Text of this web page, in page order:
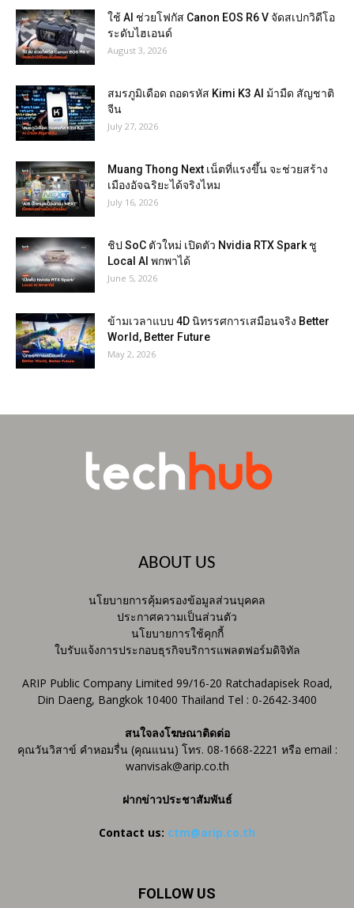
ใช้ AI ช่วยโฟกัส Canon EOS R6 V จัดสเปกวิดีโอ
ระดับไฮเอนด์
August 3, 2026
สมรภูมิเดือด ถอดรหัส Kimi K3 AI ม้ามืด สัญชาติ
จีน
July 27, 2026
Muang Thong Next เน็ตที่แรงขึ้น จะช่วยสร้าง
เมืองอัจฉริยะได้จริงไหม
July 16, 2026
ชิป SoC ตัวใหม่ เปิดตัว Nvidia RTX Spark ชู
Local AI พกพาได้
June 5, 2026
ข้ามเวลาแบบ 4D นิทรรศการเสมือนจริง Better
World, Better Future
May 2, 2026
ABOUT US
นโยบายการคุ้มครองข้อมูลส่วนบุคคล
ประกาศความเป็นส่วนตัว
นโยบายการใช้คุกกี้
ใบรับแจ้งการประกอบธุรกิจบริการแพลตฟอร์มดิจิทัล
ARIP Public Company Limited 99/16-20 Ratchadapisek Road,
Din Daeng, Bangkok 10400 Thailand Tel : 0-2642-3400
สนใจลงโฆษณาติดต่อ
คุณวันวิสาข์ คำหอมรื่น (คุณแนน) โทร. 08-1668-2221 หรือ email :
wanvisak@arip.co.th
ฝากข่าวประชาสัมพันธ์
Contact us: ctm@arip.co.th
FOLLOW US